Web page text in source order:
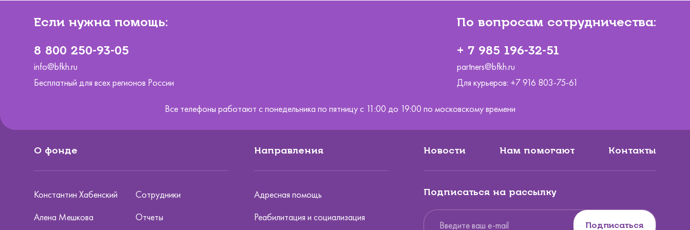
Если нужна помощь:
8 800 250-93-05
info@bfkh.ru
Бесплатный для всех регионов России
По вопросам сотрудничества:
+ 7 985 196-32-51
partners@bfkh.ru
Для курьеров: +7 916 803-75-61
Все телефоны работают с понедельника по пятницу с 11:00 до 19:00 по московскому времени
О фонде
Константин Хабенский
Алена Мешкова
Сотрудники
Отчеты
Направления
Адресная помощь
Реабилитация и социализация
Новости Нам помогают Контакты
Подписаться на рассылку
Подписаться